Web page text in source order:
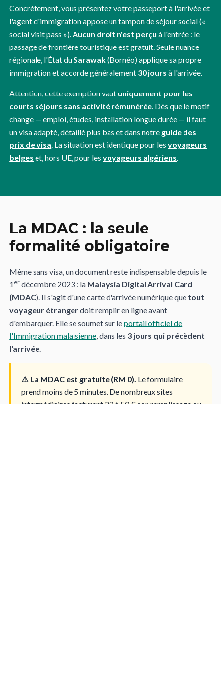
Concrètement, vous présentez votre passeport à l'arrivée et
l'agent d'immigration appose un tampon de séjour social («
social visit pass »). Aucun droit n'est perçu à l'entrée : le
passage de frontière touristique est gratuit. Seule nuance
régionale, l'État du Sarawak(Bornéo) applique sa propre
immigration et accorde généralement 30 jours à l'arrivée.
Attention, cette exemption vaut uniquement pour les
courts séjours sans activité rémunérée . Dès que le motif
change — emploi, études, installation longue durée — il faut
un visa adapté, détaillé plus bas et dans notre guide des
prix de visa . La situation est identique pour lesvoyageurs
belges et, hors UE, pour lesvoyageurs algériens
La MDAC : la seule
formalité obligatoire
Même sans visa, un document reste indispensable depuis le
1 er décembre 2023 : la Malaysia Digital Arrival Card
(MDAC) . Il s'agit d'une carte d'arrivée numérique que tout
voyageur étrangerdoit remplir en ligne avant
d'embarquer. Elle se soumet sur leportail officiel de
l'Immigration malaisienne , dans les 3 jours qui précèdent
l'arrivée
⚠️ La MDAC est gratuite (RM 0). Le formulaire
prend moins de 5 minutes. De nombreux sites
intermédiaires facturent 20 à 50 € son remplissage ou